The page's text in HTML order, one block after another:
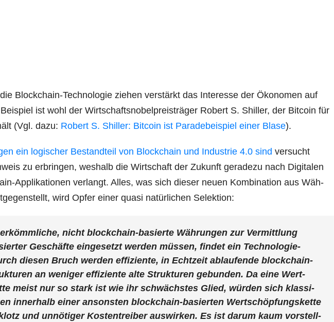
Block­chain-Tech­no­lo­gie zie­hen ver­stärkt das Inter­es­se der Öko­no­men auf
ist wohl der Wirt­schafts­no­bel­preis­trä­ger Robert S. Shil­ler, der Bit­co­in für
(Vgl. dazu: Robert S. Shil­ler: Bit­co­in ist Para­de­bei­spiel einer Bla­se).
ein logi­scher Bestand­teil von Block­chain und Indus­trie 4.0 sind ver­sucht
zu erbrin­gen, wes­halb die Wirt­schaft der Zukunft gera­de­zu nach Digi­ta­len
Appli­ka­tio­nen ver­langt. Alles, was sich die­ser neu­en Kom­bi­na­ti­on aus Wäh­
wird Opfer einer qua­si natür­li­chen Selektion:
nicht block­chain-basier­te Wäh­run­gen zur Ver­mitt­lung
Geschäf­te ein­ge­setzt wer­den müs­sen, fin­det ein Tech­no­lo­gie-
die­sen Bruch wer­den effi­zi­en­te, in Echt­zeit ablau­fen­de block­chain-
an weni­ger effi­zi­en­te alte Struk­tu­ren gebun­den. Da eine Wert­
meist nur so stark ist wie ihr schwächs­tes Glied, wür­den sich klas­si­
inner­halb einer ansons­ten block­chain-basier­ten Wert­schöp­fungs­ket­te
und unnö­ti­ger Kos­ten­trei­ber aus­wir­ken. Es ist dar­um kaum vor­stell­